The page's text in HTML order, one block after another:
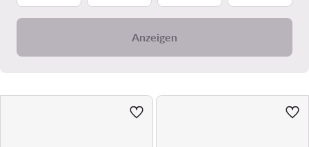
Anzeigen